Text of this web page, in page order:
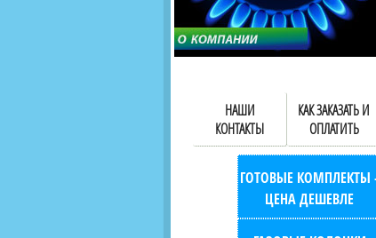
НАШИ
КОНТАКТЫ
КАК ЗАКАЗАТЬ И
ОПЛАТИТЬ
ГОТОВЫЕ КОМПЛЕКТЫ
ЦЕНА ДЕШЕВЛЕ